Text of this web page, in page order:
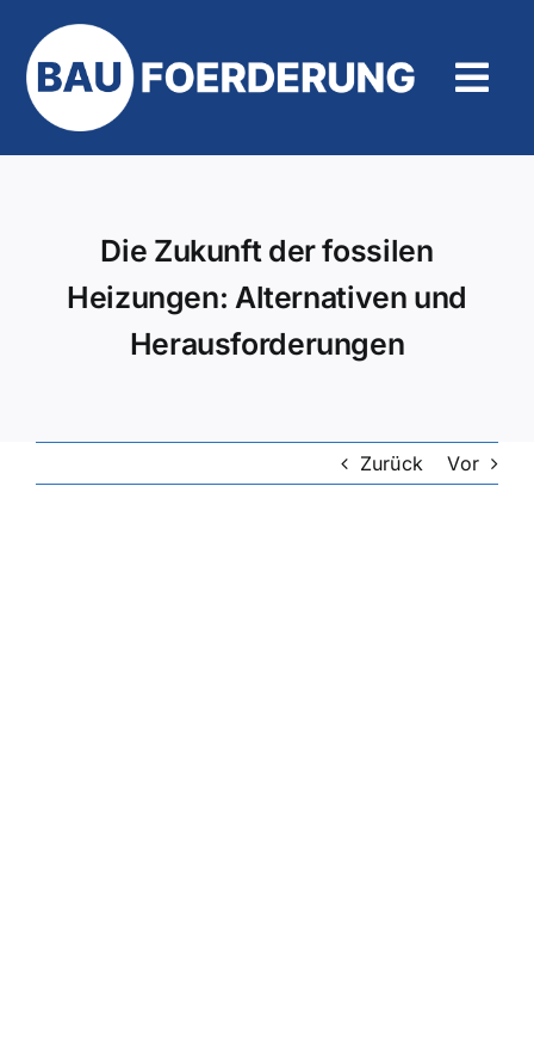
Inhalt
springen
Die Zukunft der fossilen
Heizungen: Alternativen und
Herausforderungen
Zurück Vor